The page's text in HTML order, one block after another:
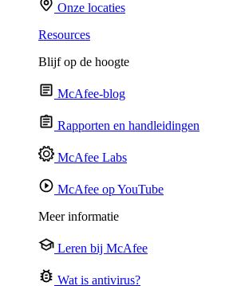
Onze locaties
Resources
Blijf op de hoogte
McAfee-blog
Rapporten en handleidingen
McAfee Labs
McAfee op YouTube
Meer informatie
Leren bij McAfee
Wat is antivirus?